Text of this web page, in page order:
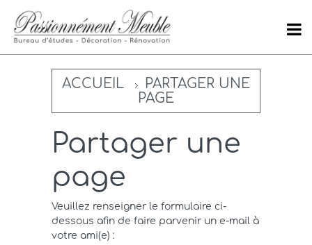
ACCUEIL
PARTAGER UNE
PAGE
Partager une
page
Veuillez renseigner le formulaire ci-
dessous afin de faire parvenir un e-mail à
votre ami(e) :